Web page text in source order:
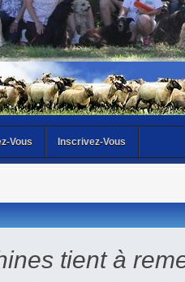
Vous Inscrivez-Vous
tient à